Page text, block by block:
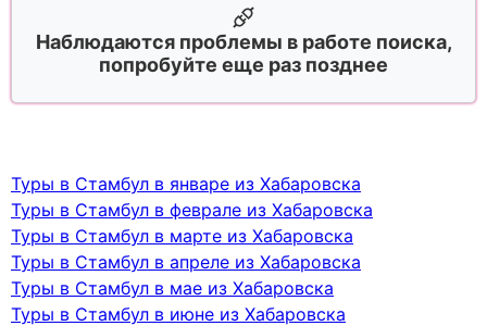
Наблюдаются проблемы в работе поиска,
попробуйте еще раз позднее
Туры в Стамбул в январе из Хабаровска
Туры в Стамбул в феврале из Хабаровска
Туры в Стамбул в марте из Хабаровска
Туры в Стамбул в апреле из Хабаровска
Туры в Стамбул в мае из Хабаровска
Туры в Стамбул в июне из Хабаровска